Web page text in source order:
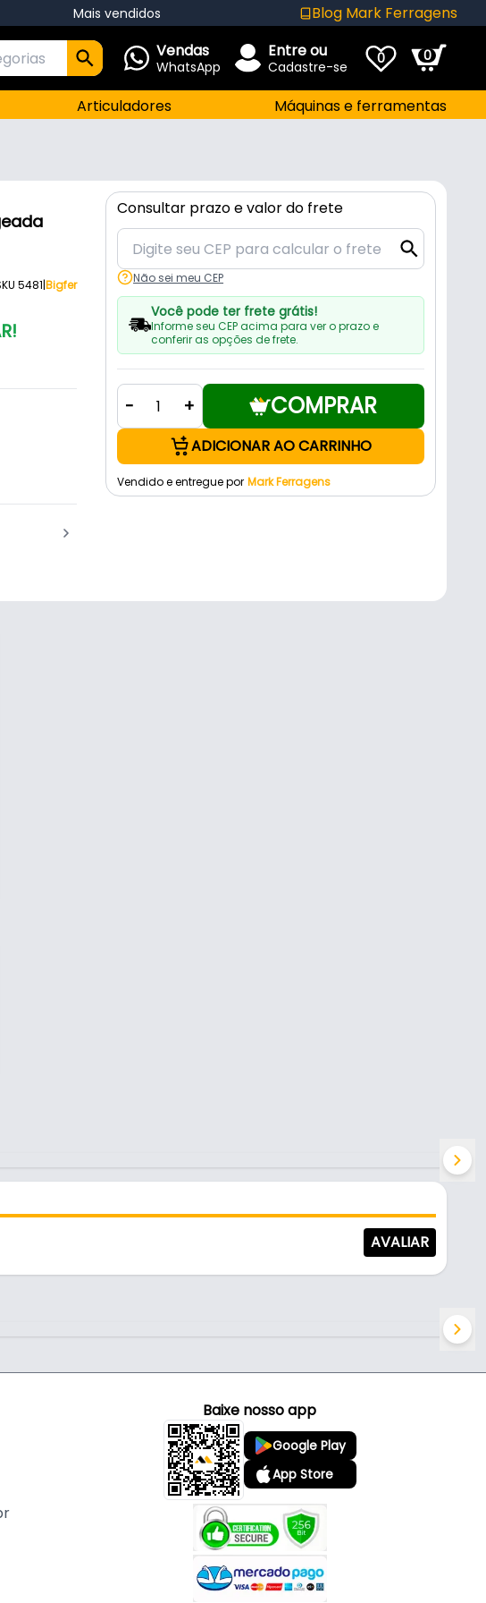
Mais vendidos Blog Mark Ferragens
Vendas
WhatsApp
Entre ou
Cadastre-se 0 0
Articuladores Máquinas e ferramentas
5481|Bigfer
Consultar prazo e valor do frete
Não sei meu CEP
Você pode ter frete grátis!
Informe seu CEP acima para ver o prazo e
conferir as opções de frete.
- + COMPRAR
ADICIONAR AO CARRINHO
Vendido e entregue por Mark Ferragens
AVALIAR
Baixe nosso app
Google Play
App Store